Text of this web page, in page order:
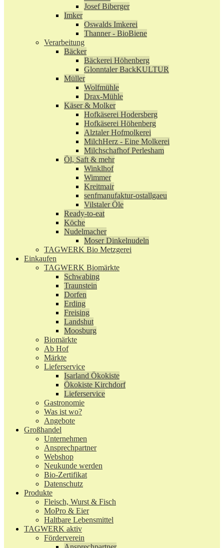
Josef Biberger
Imker
Oswalds Imkerei
Thanner - BioBiene
Verarbeitung
Bäcker
Bäckerei Höhenberg
Glonntaler BackKULTUR
Müller
Wolfmühle
Drax-Mühle
Käser & Molker
Hofkäserei Hodersberg
Hofkäserei Höhenberg
Alztaler Hofmolkerei
MilchHerz - Eine Molkerei
Milchschafhof Perlesham
Öl, Saft & mehr
Winklhof
Wimmer
Kreitmair
senfmanufaktur-ostallgaeu
Vilstaler Öle
Ready-to-eat
Köche
Nudelmacher
Moser Dinkelnudeln
TAGWERK Bio Metzgerei
Einkaufen
TAGWERK Biomärkte
Schwabing
Traunstein
Dorfen
Erding
Freising
Landshut
Moosburg
Biomärkte
Ab Hof
Märkte
Lieferservice
Isarland Ökokiste
Ökokiste Kirchdorf
Lieferservice
Gastronomie
Was ist wo?
Angebote
Großhandel
Unternehmen
Ansprechpartner
Webshop
Neukunde werden
Bio-Zertifikat
Datenschutz
Produkte
Fleisch, Wurst & Fisch
MoPro & Eier
Haltbare Lebensmittel
TAGWERK aktiv
Förderverein